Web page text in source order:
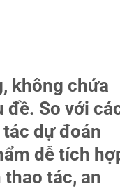
không chứa
đề. So với
dự đoán
dễ tích
tác, an